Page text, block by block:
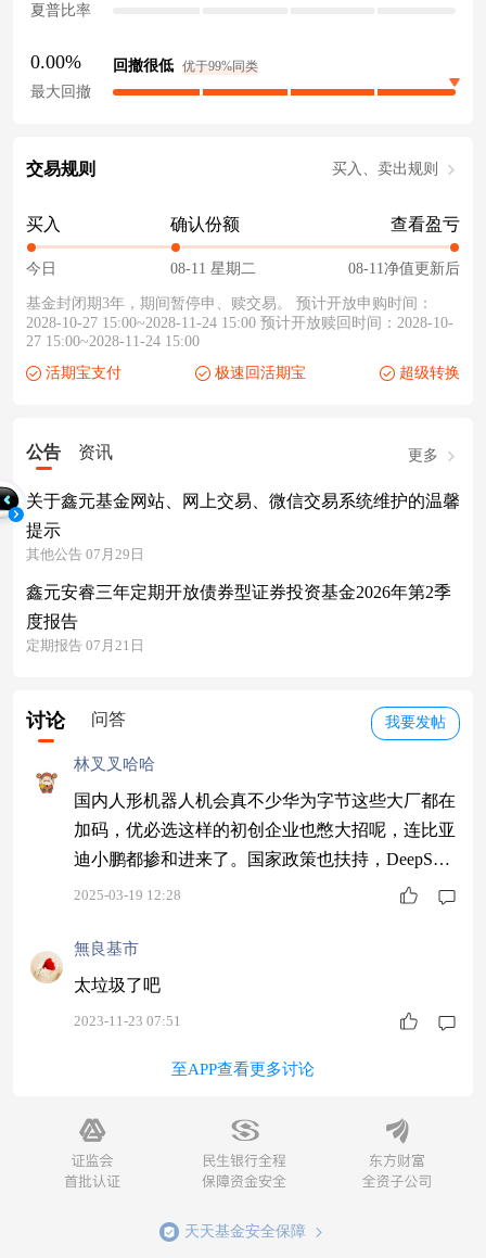
夏普比率
0.00%
最大回撤
回撤很低 优于99%同类
交易规则 买入、卖出规则
买入
今日
确认份额
08-11 星期二
查看盈亏
08-11净值更新后
基金封闭期3年，期间暂停申、赎交易。 预计开放申购时间：
2028-10-27 15:00~2028-11-24 15:00 预计开放赎回时间：2028-10-
27 15:00~2028-11-24 15:00
活期宝支付
极速回活期宝 超级转换
公告 资讯 更多
关于鑫元基金网站、网上交易、微信交易系统维护的温馨
提示
其他公告 07月29日
鑫元安睿三年定期开放债券型证券投资基金2026年第2季
度报告
定期报告 07月21日
我要发帖
讨论 问答
林叉叉哈哈
国内人形机器人机会真不少华为字节这些大厂都在
加码，优必选这样的初创企业也憋大招呢，连比亚
迪小鹏都掺和进来了。国家政策也扶持，DeepSee
k技术还拉低了AI成本，感觉行业要起飞的节奏。
2025-03-19 12:28
無良基市
太垃圾了吧
2023-11-23 07:51
至APP查看更多讨论
天天基金安全保障